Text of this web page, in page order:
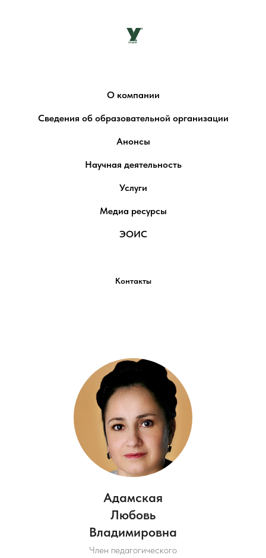
О компании
Сведения об образовательной организации
Анонсы
Научная деятельность
Услуги
Медиа ресурсы
ЭОИС
Контакты
Адамская
Любовь
Владимировна
Член педагогического